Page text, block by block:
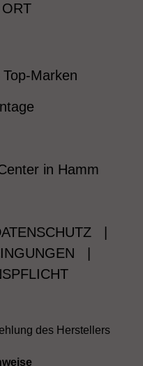
Marken
in Hamm
des Herstellers